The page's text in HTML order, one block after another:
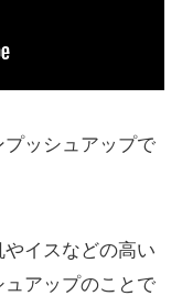
ッシュアップで
イスなどの高い
アップのことで